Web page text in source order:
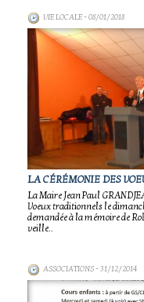
VIE LOCALE- 08/01/2018
LA CÉRÉMONIE DES
La Maire Jean Paul
Voeux traditionnels le
demandée à la mémoire de
veille..
ASSOCIATIONS- 31/12/2014